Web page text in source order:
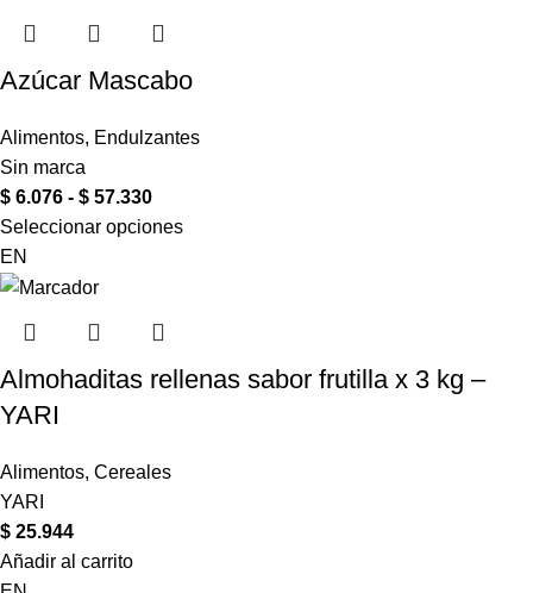
Azúcar Mascabo
Alimentos, Endulzantes
Sin marca
$ 6.076 - $ 57.330
Seleccionar opciones
EN
Almohaditas rellenas sabor frutilla x 3 kg –
YARI
Alimentos, Cereales
YARI
$ 25.944
Añadir al carrito